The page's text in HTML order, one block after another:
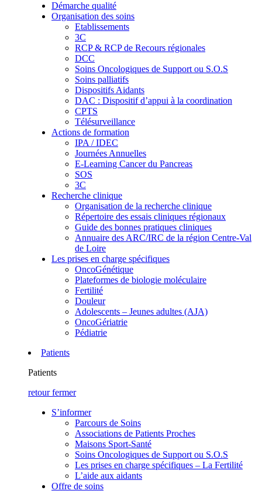
Démarche qualité
Organisation des soins
Etablissements
3C
RCP & RCP de Recours régionales
DCC
Soins Oncologiques de Support ou S.O.S
Soins palliatifs
Dispositifs Aidants
DAC : Dispositif d’appui à la coordination
CPTS
Télésurveillance
Actions de formation
IPA / IDEC
Journées Annuelles
E-Learning Cancer du Pancreas
SOS
3C
Recherche clinique
Organisation de la recherche clinique
Répertoire des essais cliniques régionaux
Guide des bonnes pratiques cliniques
Annuaire des ARC/IRC de la région Centre-Val
de Loire
Les prises en charge spécifiques
OncoGénétique
Plateformes de biologie moléculaire
Fertilité
Douleur
Adolescents – Jeunes adultes (AJA)
OncoGériatrie
Pédiatrie
Patients
Patients
retour fermer
S’informer
Parcours de Soins
Associations de Patients Proches
Maisons Sport-Santé
Soins Oncologiques de Support ou S.O.S
Les prises en charge spécifiques – La Fertilité
L’aide aux aidants
Offre de soins